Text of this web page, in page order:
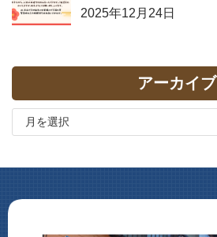
2025年12月24日
アーカイブ